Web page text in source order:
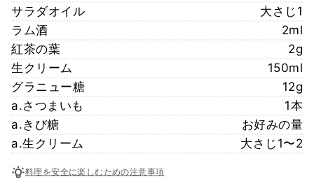
サラダオイル
大さじ1
ラム酒
2ml
紅茶の葉
2g
生クリーム
150ml
グラニュー糖
12g
a.さつまいも
1本
a.きび糖
お好みの量
a.生クリーム
大さじ1〜2
料理を安全に楽しむための注意事項